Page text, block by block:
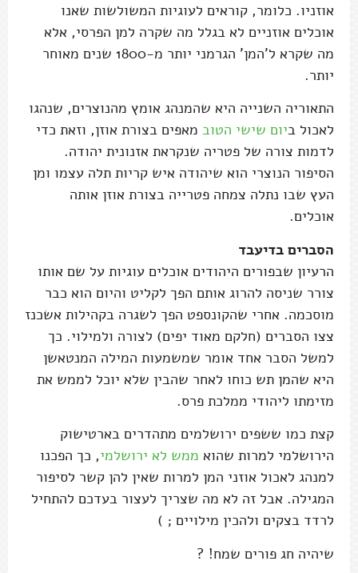
אוזניו. כלומר, קוראים לעוגיות המשולשות שאנו
אוכלים אוזניים לא בגלל מה שקרה למן הפרסי, אלא
מה שקרא ל'המן' הגרמני יותר מ-1800 שנים מאוחר
יותר.
התאוריה השנייה היא שהמנהג אומץ מהנוצרים, שנהגו
לאכול ביום שישי הטוב מאפים בצורת אוזן, וזאת כדי
לדמות צורה של פטריה שנקראת אזנונית יהודה.
הסיפור הנוצרי הוא שיהודה איש קריות תלה עצמו ומן
העץ שבו נתלה צמחה פטרייה בצורת אוזן אותה
אוכלים.
הסברים בדיעבד
הרעיון שבפורים היהודים אוכלים עוגיות על שם אותו
צורר שניסה להרוג אותם הפך לקליט והיום הוא כבר
מוסכמה. אחרי שהקונספט הפך לשגרה בקהילות אשכנז
צצו הסברים (חלקם מאוד יפים) לצורה ולמילוי. כך
למשל הסבר אחד אומר שמשמעות המילה המנטאשן
היא שהמן תש כוחו לאחר שהבין שלא יוכל לממש את
מזימתו ליהודי ממלכת פרס.
קצת כמו ששפים ירושלמים מתהדרים בארטישוק
הירושלמי למרות שהוא ממש לא ירושלמי, כך הפכנו
למנהג לאכול אוזני המן למרות שאין להן קשר לסיפור
המגילה. אבל זה לא מה שצריך לעצור בעדכם להתחיל
לרדד בצקים ולהכין מילויים ; )
שיהיה חג פורים שמח! ?